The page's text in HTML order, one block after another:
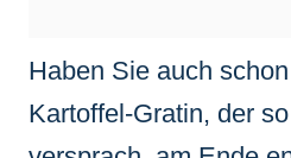
Haben Sie auch
Kartoffel-Gratin, der